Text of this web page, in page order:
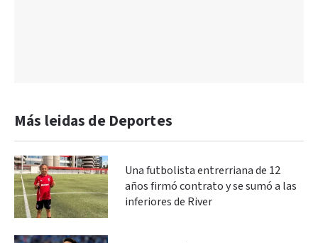
Más leidas de Deportes
Una futbolista entrerriana de 12
años firmó contrato y se sumó a las
inferiores de River